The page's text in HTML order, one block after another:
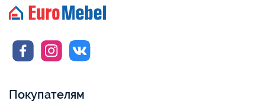
Покупателям